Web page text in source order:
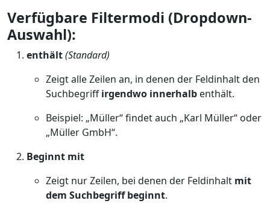
Verfügbare Filtermodi (Dropdown-
Auswahl):
enthält(Standard)
Zeigt alle Zeilen an, in denen der Feldinhalt den
Suchbegriffirgendwo innerhalb enthält.
Beispiel: „Müller“ findet auch „Karl Müller“ oder
„Müller GmbH“.
Beginnt mit
Zeigt nur Zeilen, bei denen der Feldinhalt mit
dem Suchbegriff beginnt.